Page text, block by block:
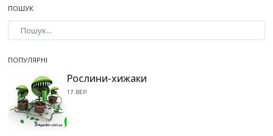
ПОШУК
ПОПУЛЯРНІ
Рослини-хижаки
17.ВЕР.